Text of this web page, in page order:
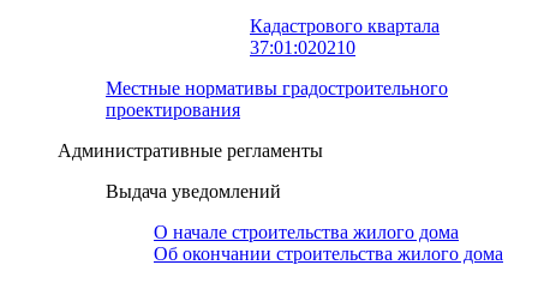
Кадастрового квартала
37:01:020210
Местные нормативы градостроительного
проектирования
Административные регламенты
Выдача уведомлений
О начале строительства жилого дома
Об окончании строительства жилого дома